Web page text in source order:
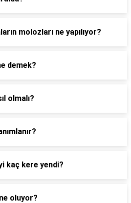
molozları ne yapılıyor?
demek?
olmalı?
kaç kere yendi?
oluyor?